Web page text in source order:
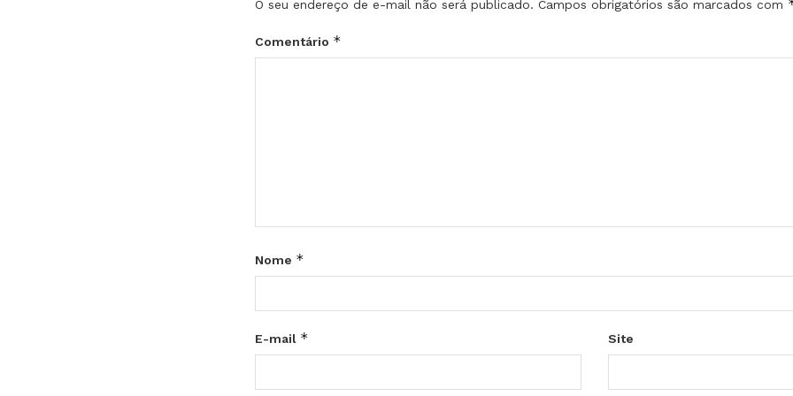
O seu endereço de e-mail não será publicado. Campos obrigatórios são marcados com
Comentário *
Nome *
E-mail * Site